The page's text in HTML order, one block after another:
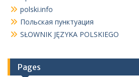
polski.info
Польская пунктуация
SŁOWNIK JĘZYKA POLSKIEGO
Pages